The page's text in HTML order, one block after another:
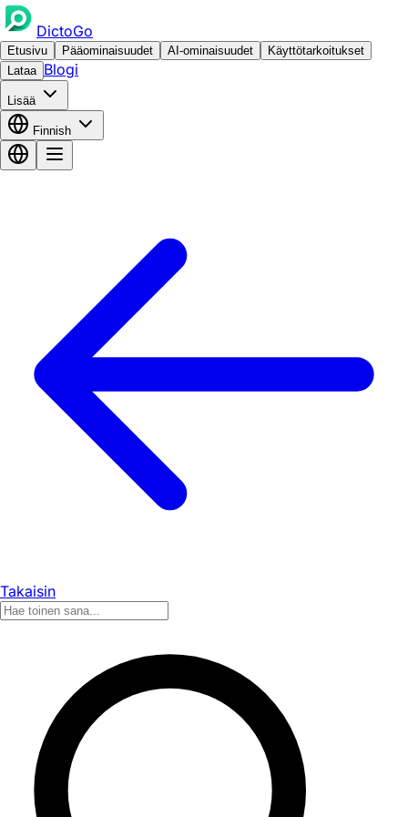
DictoGo
Etusivu Pääominaisuudet AI-ominaisuudet
Käyttötarkoitukset
Lataa Blogi
Lisää
Finnish
Takaisin